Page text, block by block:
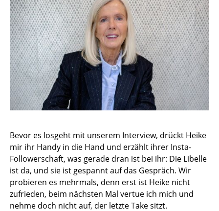
Bevor es losgeht mit unserem Interview, drückt Heike
mir ihr Handy in die Hand und erzählt ihrer Insta-
Followerschaft, was gerade dran ist bei ihr: Die Libelle
ist da, und sie ist gespannt auf das Gespräch. Wir
probieren es mehrmals, denn erst ist Heike nicht
zufrieden, beim nächsten Mal vertue ich mich und
nehme doch nicht auf, der letzte Take sitzt.